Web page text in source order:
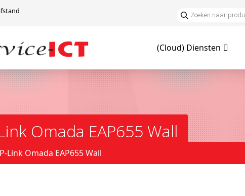
(Cloud) Diensten
Omada EAP655 Wall
Link Omada EAP655 Wall